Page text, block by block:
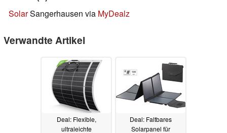
SolarSangerhausen via MyDealz
Verwandte Artikel
Deal: Flexible,
ultraleichte
Deal: Faltbares
Solarpanel für